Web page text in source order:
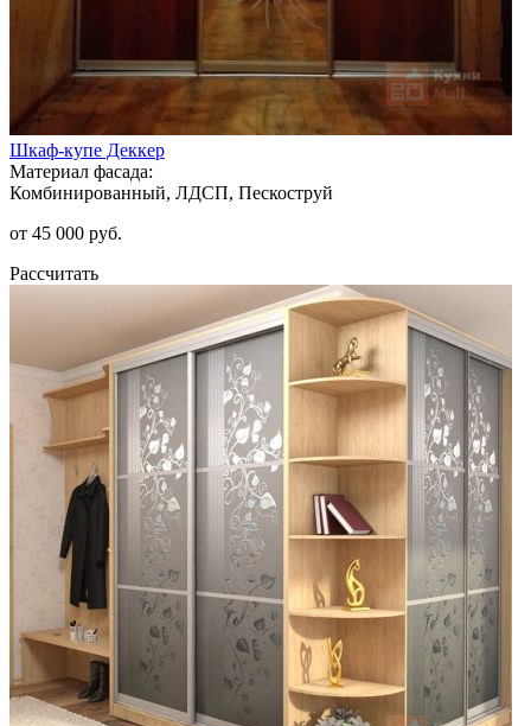
Шкаф-купе Деккер
Материал фасада:
Комбинированный, ЛДСП, Пескоструй
от 45 000 руб.
Рассчитать